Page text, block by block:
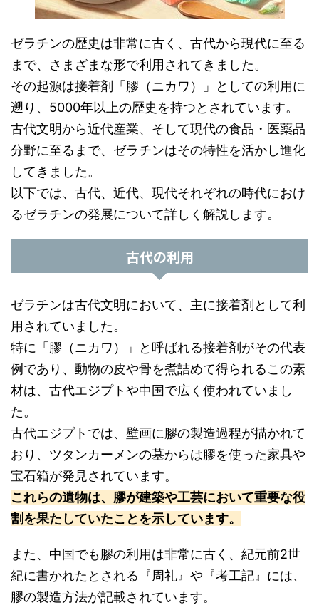
ゼラチンの歴史は非常に古く、古代から現代に至る
まで、さまざまな形で利用されてきました。
その起源は接着剤「膠（ニカワ）」としての利用に
遡り、5000年以上の歴史を持つとされています。
古代文明から近代産業、そして現代の食品・医薬品
分野に至るまで、ゼラチンはその特性を活かし進化
してきました。
以下では、古代、近代、現代それぞれの時代におけ
るゼラチンの発展について詳しく解説します。
古代の利用
ゼラチンは古代文明において、主に接着剤として利
用されていました。
特に「膠（ニカワ）」と呼ばれる接着剤がその代表
例であり、動物の皮や骨を煮詰めて得られるこの素
材は、古代エジプトや中国で広く使われていまし
た。
古代エジプトでは、壁画に膠の製造過程が描かれて
おり、ツタンカーメンの墓からは膠を使った家具や
宝石箱が発見されています。
これらの遺物は、膠が建築や工芸において重要な役
割を果たしていたことを示しています。
また、中国でも膠の利用は非常に古く、紀元前2世
紀に書かれたとされる『周礼』や『考工記』には、
膠の製造方法が記載されています。